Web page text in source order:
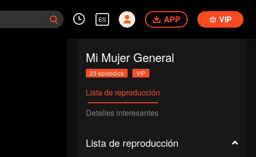
ES APP VIP
Mi Mujer General
23 episodios VIP
Lista de reproducción
Detalles interesantes
Lista de reproducción